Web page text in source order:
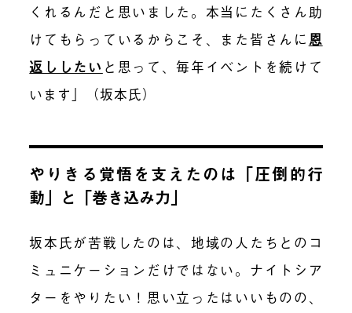
くれるんだと思いました。本当にたくさん助
けてもらっているからこそ、また皆さんに恩
返ししたい と思って、毎年イベントを続けて
います」（坂本氏）
やりきる覚悟を支えたのは「圧倒的行
動」と「巻き込み力」
坂本氏が苦戦したのは、地域の人たちとのコ
ミュニケーションだけではない。ナイトシア
ターをやりたい！思い立ったはいいものの、